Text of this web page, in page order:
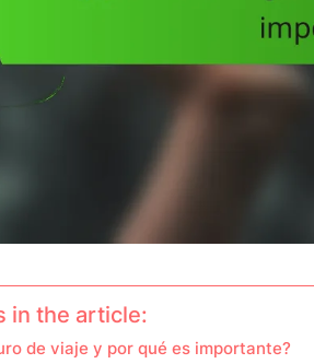
in the article:
de viaje y por qué es importante?